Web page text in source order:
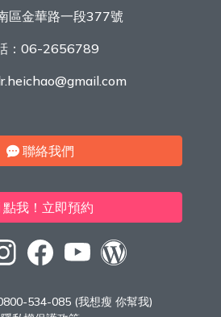
區金華路一段377號
： 06-2656789
聯絡我們
點我！立即預約
534-085 (我想瘦 你幫我)